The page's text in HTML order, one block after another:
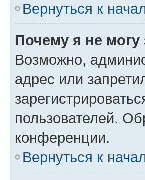
Вернуться к
Почему я не могу
Возможно,
адрес или
пользователей.
конференции.
Вернуться к